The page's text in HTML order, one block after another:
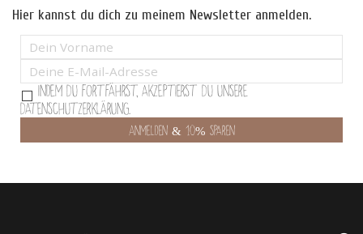
Hier kannst du dich zu meinem Newsletter anmelden.
Indem Du fortfährst, akzeptierst Du unsere
Datenschutzerklärung.